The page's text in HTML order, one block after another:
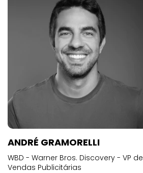
ANDRÉ GRAMORELLI
WBD - Warner Bros. Discovery - VP de
Vendas Publicitárias